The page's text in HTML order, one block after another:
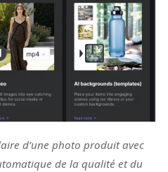
d’une photo produit avec
de la qualité et du